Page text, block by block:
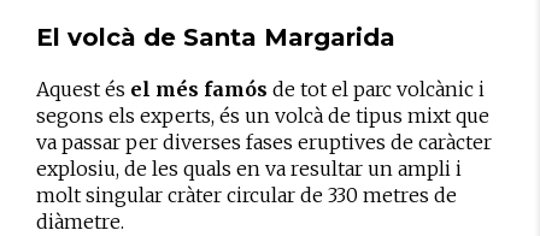
El volcà de Santa Margarida
Aquest és el més famós de tot el parc volcànic i
segons els experts, és un volcà de tipus mixt que
va passar per diverses fases eruptives de caràcter
explosiu, de les quals en va resultar un ampli i
molt singular cràter circular de 330 metres de
diàmetre.